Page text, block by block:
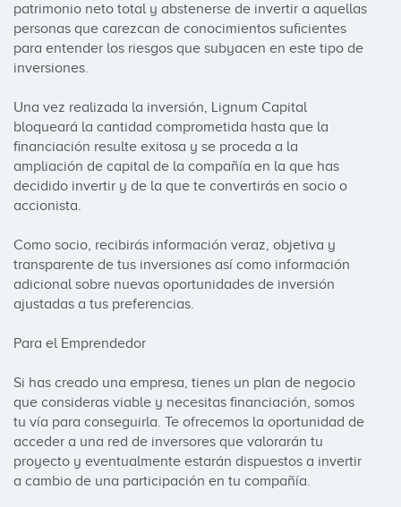
patrimonio neto total y abstenerse de invertir a aquellas
personas que carezcan de conocimientos suficientes
para entender los riesgos que subyacen en este tipo de
inversiones.
Una vez realizada la inversión, Lignum Capital
bloqueará la cantidad comprometida hasta que la
financiación resulte exitosa y se proceda a la
ampliación de capital de la compañía en la que has
decidido invertir y de la que te convertirás en socio o
accionista.
Como socio, recibirás información veraz, objetiva y
transparente de tus inversiones así como información
adicional sobre nuevas oportunidades de inversión
ajustadas a tus preferencias.
Para el Emprendedor
Si has creado una empresa, tienes un plan de negocio
que consideras viable y necesitas financiación, somos
tu vía para conseguirla. Te ofrecemos la oportunidad de
acceder a una red de inversores que valorarán tu
proyecto y eventualmente estarán dispuestos a invertir
a cambio de una participación en tu compañía.